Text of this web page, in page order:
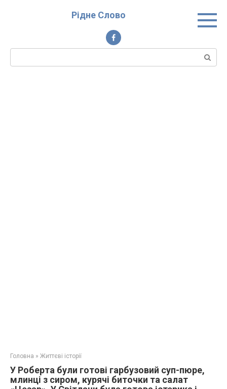
Рідне Слово
Пошук:
Головна » Життєві історії
У Роберта були готові гарбузовий суп-пюре,
млинці з сиром, курячі биточки та салат